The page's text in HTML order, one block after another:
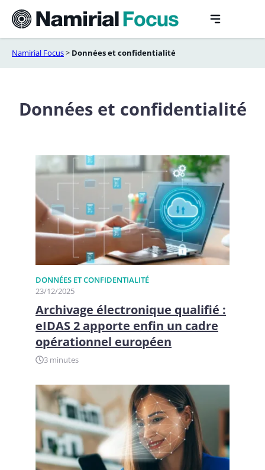
Aller
contenu
Namirial Focus> Données et confidentialité
Données et confidentialité
DONNÉES ET CONFIDENTIALITÉ
23/12/2025
Archivage électronique qualifié :
eIDAS 2 apporte enfin un cadre
opérationnel européen
3 minutes